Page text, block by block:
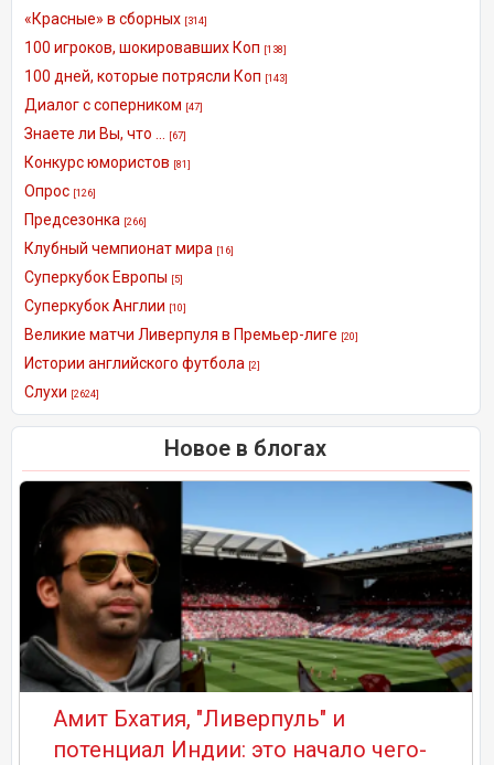
«Красные» в сборных [314]
100 игроков, шокировавших Коп [138]
100 дней, которые потрясли Коп [143]
Диалог с соперником [47]
Знаете ли Вы, что ... [67]
Конкурс юмористов [81]
Опрос [126]
Предсезонка [266]
Клубный чемпионат мира [16]
Суперкубок Европы [5]
Суперкубок Англии [10]
Великие матчи Ливерпуля в Премьер-лиге [20]
Истории английского футбола [2]
Слухи [2624]
Новое в блогах
Амит Бхатия, "Ливерпуль" и
потенциал Индии: это начало чего-